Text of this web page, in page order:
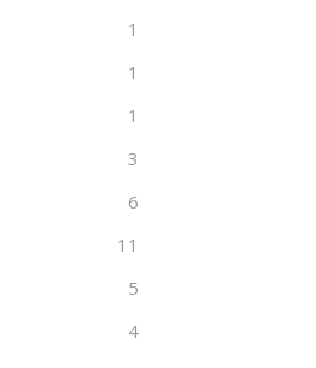
1
1
1
3
6
11
5
4